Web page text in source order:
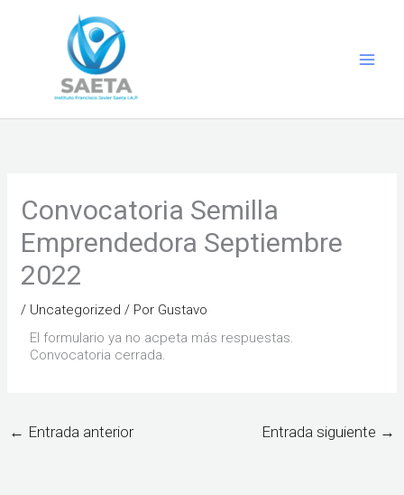
Convocatoria Semilla
Emprendedora Septiembre
2022
/ Uncategorized / Por Gustavo
El formulario ya no acpeta más respuestas.
Convocatoria cerrada.
← Entrada anterior Entrada siguiente →